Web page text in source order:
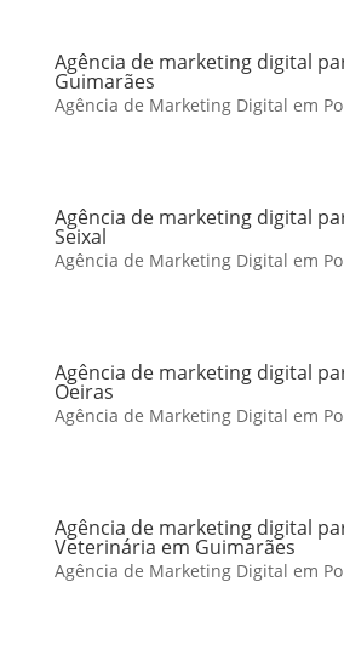
Agência de marketing digital
Guimarães
Agência de Marketing Digital em
Agência de marketing digital
Seixal
Agência de Marketing Digital em
Agência de marketing digital
Oeiras
Agência de Marketing Digital em
Agência de marketing digital
Veterinária em Guimarães
Agência de Marketing Digital em